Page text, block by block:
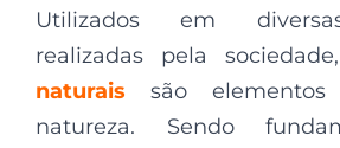
Utilizados em
realizadas pela
naturais são elementos
natureza. Sendo